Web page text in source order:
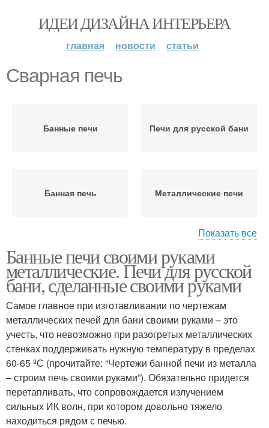
ИДЕИ ДИЗАЙНА ИНТЕРЬЕРА
главная новости статьи
Сварная печь
Банные печи Печи для русской бани
Банная печь Металлические печи
Печи для бани Металлическая печь
Печь для бани Печь из металла
Самодельные печи Печь на дровах
Показать все
Банные печи своими руками
металлические. Печи для русской
бани, сделанные своими руками
Самое главное при изготавливании по чертежам
металлических печей для бани своими руками – это
учесть, что невозможно при разогретых металлических
стенках поддерживать нужную температуру в пределах
60-65 ºС (прочитайте: “Чертежи банной печи из металла
– строим печь своими руками”). Обязательно придется
перетапливать, что сопровождается излучением
сильных ИК волн, при котором довольно тяжело
находиться рядом с печью.